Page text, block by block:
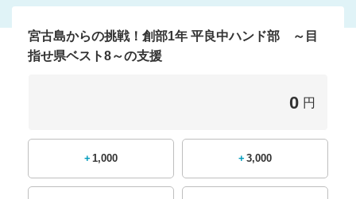
とうございます！！
第一目標が到達できました！本
宮古島からの挑戦！創部1年 平良中ハンド部 ～目
指せ県ベスト8～の支援
0 円
+1,000 +3,000